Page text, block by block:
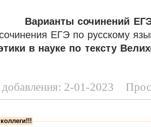
Варианты сочинений
ЕГЭ по русскому
в науке по тексту
добавления: 2-01-2023